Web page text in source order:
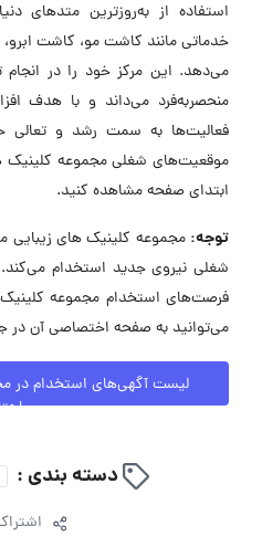
استفاده از به‌روزترین متدهای
خدماتی مانند کاشت مو، کاشت
می‌دهد. این مرکز خود را در انجام
منحصر‌به‌فرد می‌داند و با هدف
فعالیت‌ها به سمت رشد و تعالی
موقعیت‌های شغلی مجموعه کلینیک
ابتدای صفحه مشاهده کنید.
توجه:
شغلی نیروی جدید استخدام می‌کند.
فرصت‌های استخدام مجموعه کلینیک
می‌توانید به صفحه اختصاصی آن در
لیست آگهی‌های استخدام در
دسته بندی :